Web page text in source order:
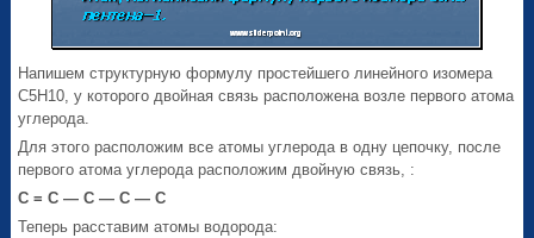
Напишем структурную формулу простейшего линейного изомера
С5Н10, у которого двойная связь расположена возле первого атома
углерода.
Для этого расположим все атомы углерода в одну цепочку, после
первого атома углерода расположим двойную связь, :
С = С — С — С — С
Теперь расставим атомы водорода: